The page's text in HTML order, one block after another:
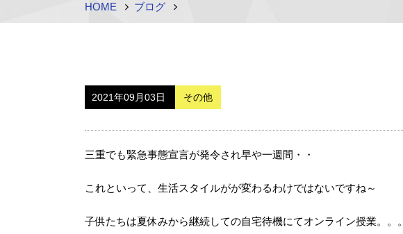
HOME ブログ
2021年09月03日 その他
三重でも緊急事態宣言が発令され早や一週間・・
これといって、生活スタイルがが変わるわけではないですね～
子供たちは夏休みから継続しての自宅待機にてオンライン授業。。。